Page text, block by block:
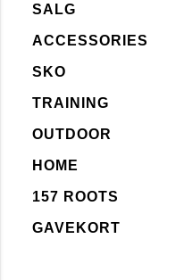
SALG
ACCESSORIES
SKO
TRAINING
OUTDOOR
HOME
157 ROOTS
GAVEKORT